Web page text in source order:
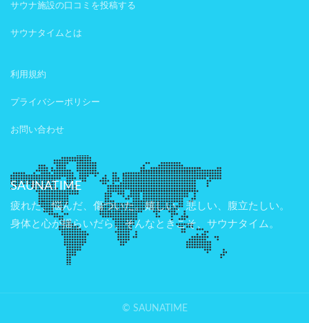
サウナ施設の口コミを投稿する
サウナタイムとは
利用規約
プライバシーポリシー
お問い合わせ
SAUNATIME
疲れた、悩んだ、傷ついた。嬉しい、悲しい、腹立たしい。
身体と心が揺らいだら、そんなときこそ、サウナタイム。
© SAUNATIME